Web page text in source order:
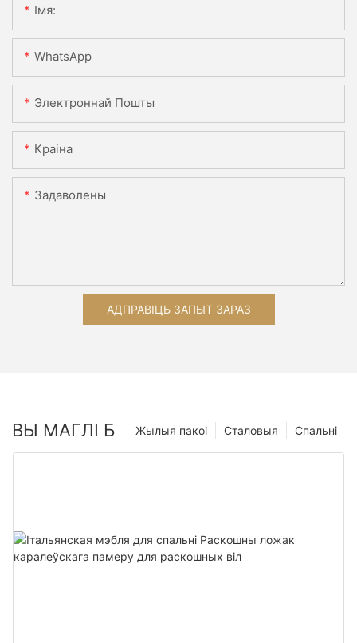
Імя:
WhatsApp
Электроннай Пошты
Краіна
Задаволены
АДПРАВІЦЬ ЗАПЫТ ЗАРАЗ
ВЫ МАГЛІ Б Спальні
Сталовыя
Жылыя пакоі